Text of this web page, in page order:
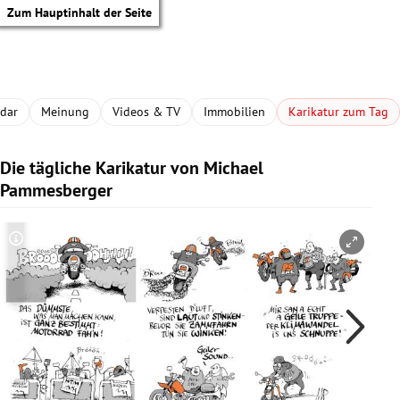
Zum Hauptinhalt der Seite
Untermenü
Meinung Videos & TV Immobilien Karikatur zum Tag
Die tägliche Karikatur von Michael
Pammesberger
Copyright-Hinweis öffnen/schließen